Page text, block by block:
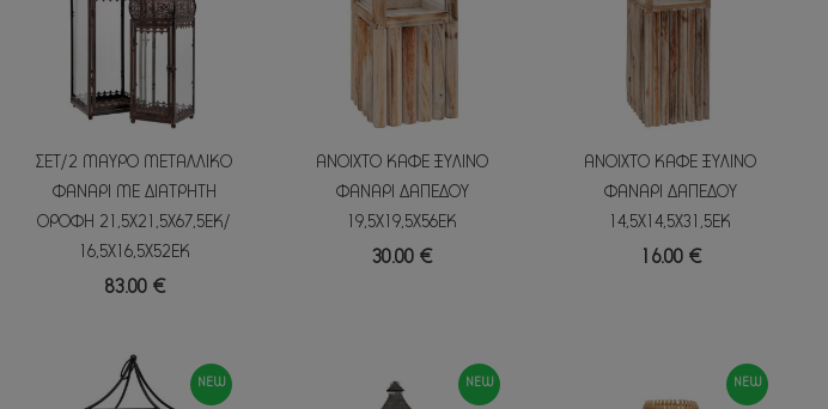
ΣΕΤ/2 ΜΑΥΡΟ ΜΕΤΑΛΛΙΚΟ
ΦΑΝΑΡΙ ΜΕ ΔΙΑΤΡΗΤΗ
ΟΡΟΦΗ 21,5Χ21,5Χ67,5ΕΚ/
16,5Χ16,5Χ52ΕΚ
83.00 €
ΑΝΟΙΧΤΟ ΚΑΦΕ ΞΥΛΙΝΟ
ΦΑΝΑΡΙ ΔΑΠΕΔΟΥ
19,5Χ19,5Χ56ΕΚ
30.00 €
ΑΝΟΙΧΤΟ ΚΑΦΕ ΞΥΛΙΝΟ
ΦΑΝΑΡΙ ΔΑΠΕΔΟΥ
14,5Χ14,5Χ31,5ΕΚ
16.00 €
NEW NEW NEW